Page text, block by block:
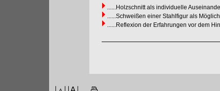
......Holzschnitt als individuelle
......Schweißen einer Stahlfigur als
......Reflexion der Erfahrungen vor dem